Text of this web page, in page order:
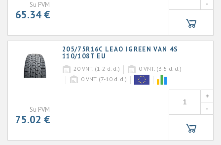
Su PVM
65.34 €
-
205/75R16C LEAO IGREEN VAN 4S
110/108T EU
20 VNT. (1-2 d. d.) 0 VNT. (3-5 d. d.)
0 VNT. (7-10 d. d.)
Su PVM
75.02 €
+
-